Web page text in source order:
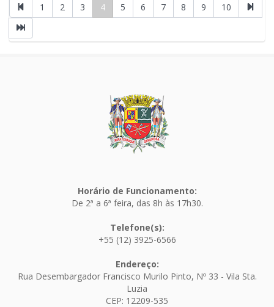
1 2 3 4 5 6 7 8 9 10
Horário de Funcionamento:
De 2ª a 6ª feira, das 8h às 17h30.
Telefone(s):
+55 (12) 3925-6566
Endereço:
Rua Desembargador Francisco Murilo Pinto, Nº 33 - Vila Sta.
Luzia
CEP: 12209-535